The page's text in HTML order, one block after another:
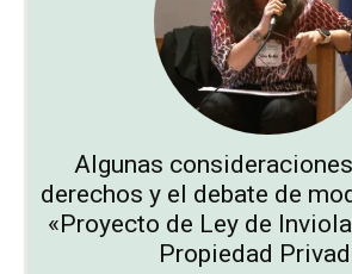
Algunas
derechos y el debate de
«Proyecto de Ley de
Propiedad